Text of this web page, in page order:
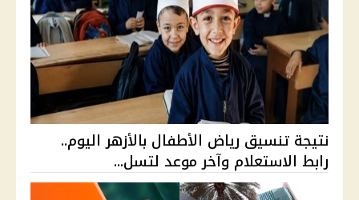
نتيجة تنسيق رياض الأطفال بالأزهر اليوم..
رابط الاستعلام وآخر موعد لتسل...